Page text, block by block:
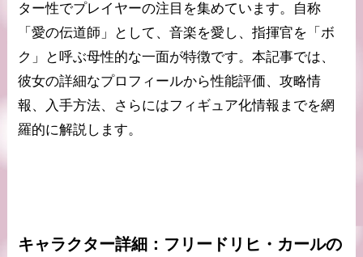
ター性でプレイヤーの注目を集めています。自称
「愛の伝道師」として、音楽を愛し、指揮官を「ボ
ク」と呼ぶ母性的な一面が特徴です。本記事では、
彼女の詳細なプロフィールから性能評価、攻略情
報、入手方法、さらにはフィギュア化情報までを網
羅的に解説します。
キャラクター詳細：フリードリヒ・カールの